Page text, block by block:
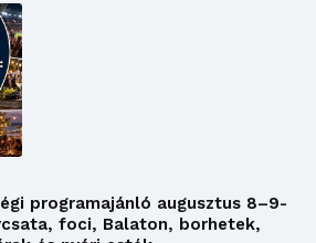
programajánló augusztus 8–9-
foci, Balaton, borhetek,